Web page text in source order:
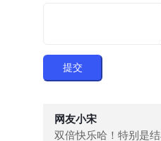
提交
网友小宋
双倍快乐哈！特别是